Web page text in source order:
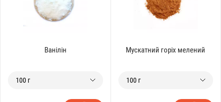
Ванілін
100 г
Мускатний горіх мелений
100 г